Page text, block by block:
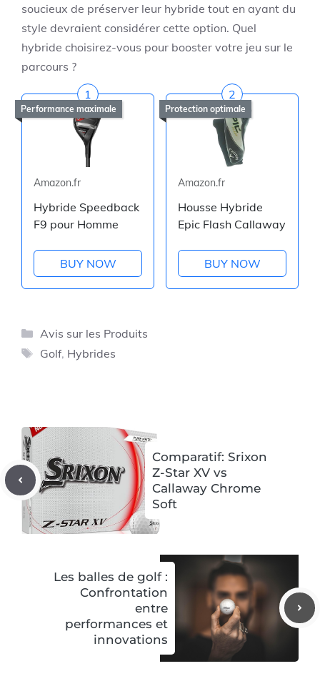
soucieux de préserver leur hybride tout en ayant du
style devraient considérer cette option. Quel
hybride choisirez-vous pour booster votre jeu sur le
parcours ?
1
Performance maximale
Amazon.fr
Hybride Speedback
F9 pour Homme
BUY NOW
2
Protection optimale
Amazon.fr
Housse Hybride
Epic Flash Callaway
BUY NOW
Catégories
Avis sur les Produits
Étiquettes
Golf, Hybrides
Comparatif: Srixon
Z-Star XV vs
Callaway Chrome
Soft
Les balles de golf :
Confrontation
entre
performances et
innovations